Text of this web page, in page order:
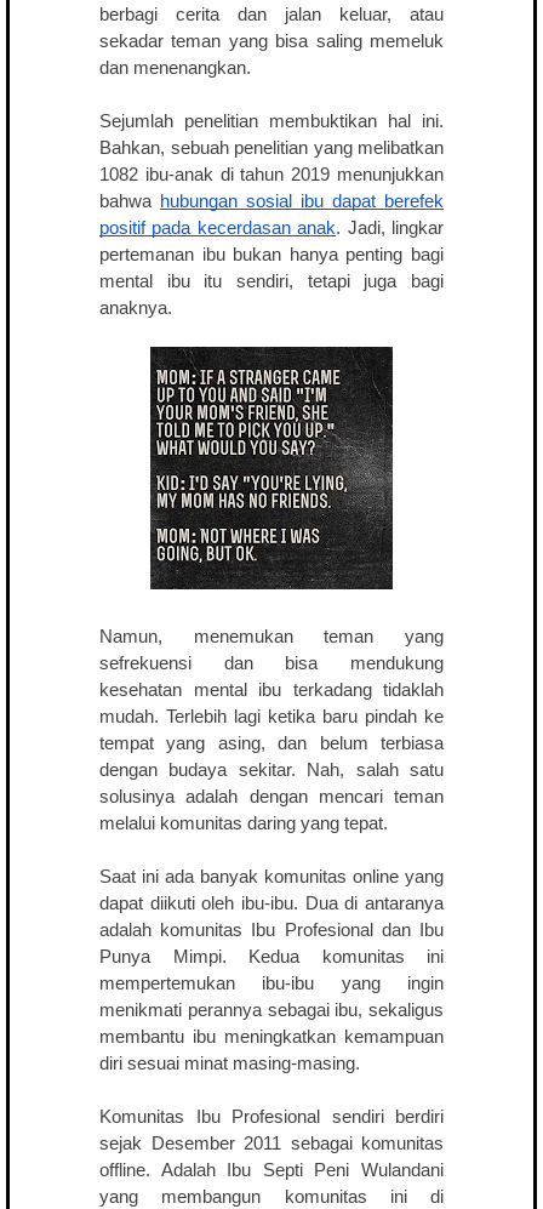
berbagi cerita dan jalan keluar, atau
sekadar teman yang bisa saling memeluk
dan menenangkan.
Sejumlah penelitian membuktikan hal ini.
Bahkan, sebuah penelitian yang melibatkan
1082 ibu-anak di tahun 2019 menunjukkan
bahwa hubungan sosial ibu dapat berefek
positif pada kecerdasan anak. Jadi, lingkar
pertemanan ibu bukan hanya penting bagi
mental ibu itu sendiri, tetapi juga bagi
anaknya.
Namun, menemukan teman yang
sefrekuensi dan bisa mendukung
kesehatan mental ibu terkadang tidaklah
mudah. Terlebih lagi ketika baru pindah ke
tempat yang asing, dan belum terbiasa
dengan budaya sekitar. Nah, salah satu
solusinya adalah dengan mencari teman
melalui komunitas daring yang tepat.
Saat ini ada banyak komunitas online yang
dapat diikuti oleh ibu-ibu. Dua di antaranya
adalah komunitas Ibu Profesional dan Ibu
Punya Mimpi. Kedua komunitas ini
mempertemukan ibu-ibu yang ingin
menikmati perannya sebagai ibu, sekaligus
membantu ibu meningkatkan kemampuan
diri sesuai minat masing-masing.
Komunitas Ibu Profesional sendiri berdiri
sejak Desember 2011 sebagai komunitas
offline. Adalah Ibu Septi Peni Wulandani
yang membangun komunitas ini di